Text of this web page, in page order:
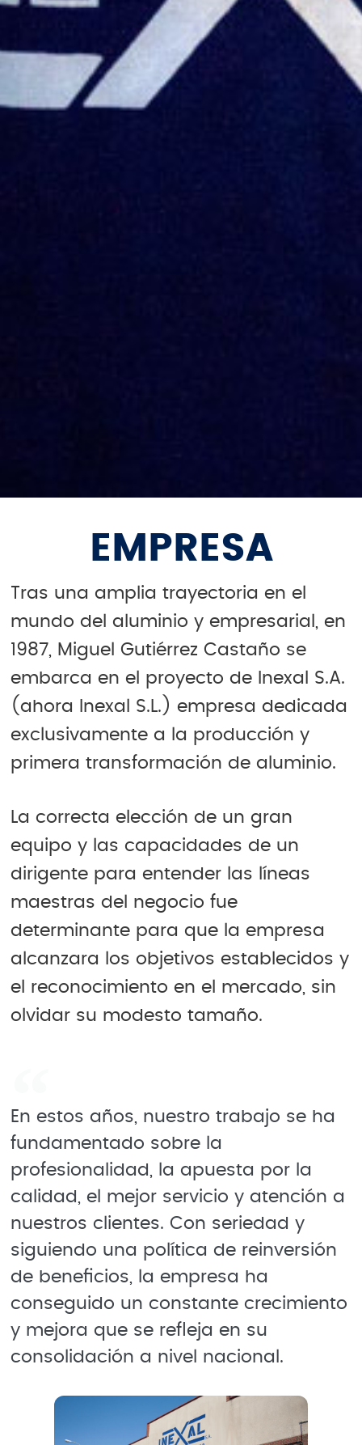
EMPRESA
Tras una amplia trayectoria en el
mundo del aluminio y empresarial, en
1987, Miguel Gutiérrez Castaño se
embarca en el proyecto de Inexal S.A.
(ahora Inexal S.L.) empresa dedicada
exclusivamente a la producción y
primera transformación de aluminio.
La correcta elección de un gran
equipo y las capacidades de un
dirigente para entender las líneas
maestras del negocio fue
determinante para que la empresa
alcanzara los objetivos establecidos y
el reconocimiento en el mercado, sin
olvidar su modesto tamaño.
En estos años, nuestro trabajo se ha
fundamentado sobre la
profesionalidad, la apuesta por la
calidad, el mejor servicio y atención a
nuestros clientes. Con seriedad y
siguiendo una política de reinversión
de beneficios, la empresa ha
conseguido un constante crecimiento
y mejora que se refleja en su
consolidación a nivel nacional.